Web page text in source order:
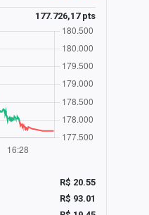
177.726,17 pts
R$ 20.55
R$ 93.01